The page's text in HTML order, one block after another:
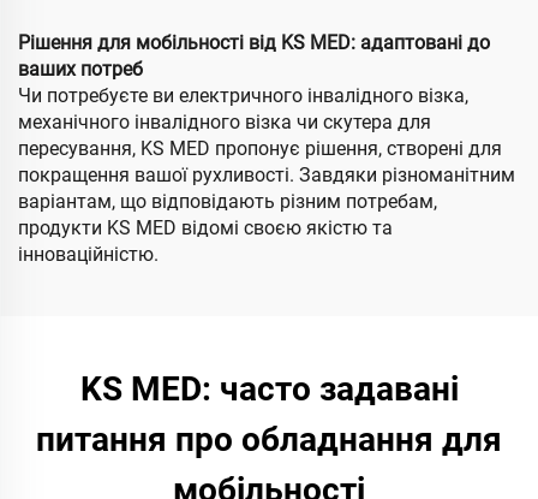
для дорослих
Рішення для мобільності від KS MED: адаптовані до
ваших потреб
Чи потребуєте ви електричного інвалідного візка,
механічного інвалідного візка чи скутера для
пересування, KS MED пропонує рішення, створені для
покращення вашої рухливості. Завдяки різноманітним
варіантам, що відповідають різним потребам,
продукти KS MED відомі своєю якістю та
інноваційністю.
KS MED: часто задавані
питання про обладнання для
мобільності